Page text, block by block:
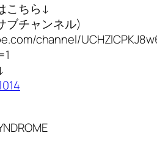
こちら↓
ブチャンネル)
channel/